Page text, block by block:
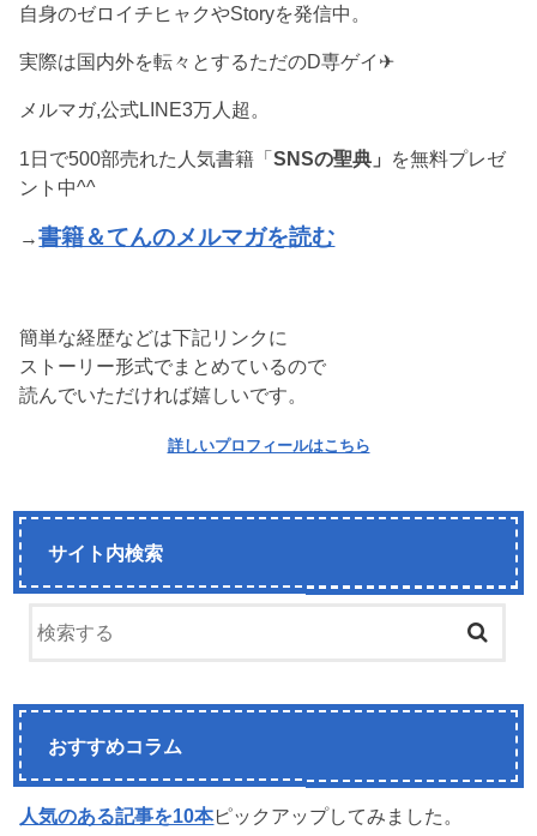
自身のゼロイチヒャクやStoryを発信中。
実際は国内外を転々とするただのD専ゲイ✈︎
メルマガ,公式LINE3万人超。
1日で500部売れた人気書籍「SNSの聖典」 を無料プレゼ
ント中^^
→書籍＆てんのメルマガを読む
簡単な経歴などは下記リンクに
ストーリー形式でまとめているので
読んでいただければ嬉しいです。
詳しいプロフィールはこちら
サイト内検索
おすすめコラム
人気のある記事を10本ピックアップしてみました。